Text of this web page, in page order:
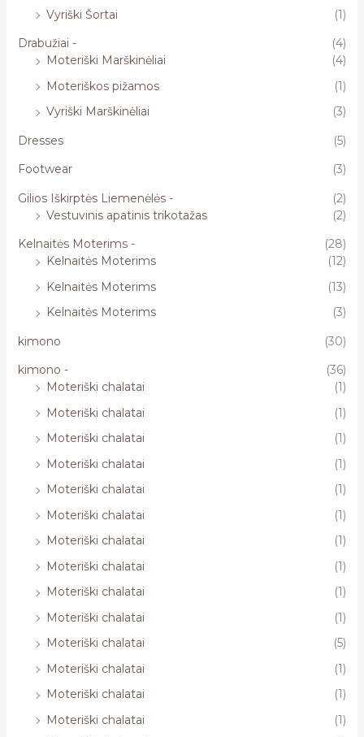
Vyriški Šortai
(1)
Drabužiai -
(4)
Moteriški Marškinėliai
(4)
Moteriškos pižamos
(1)
Vyriški Marškinėliai
(3)
Dresses
(5)
Footwear
(3)
Gilios Iškirptės Liemenėlės -
(2)
Vestuvinis apatinis trikotažas
(2)
Kelnaitės Moterims -
(28)
Kelnaitės Moterims
(12)
Kelnaitės Moterims
(13)
Kelnaitės Moterims
(3)
kimono
(30)
kimono -
(36)
Moteriški chalatai
(1)
Moteriški chalatai
(1)
Moteriški chalatai
(1)
Moteriški chalatai
(1)
Moteriški chalatai
(1)
Moteriški chalatai
(1)
Moteriški chalatai
(1)
Moteriški chalatai
(1)
Moteriški chalatai
(1)
Moteriški chalatai
(1)
Moteriški chalatai
(5)
Moteriški chalatai
(1)
Moteriški chalatai
(1)
Moteriški chalatai
(1)